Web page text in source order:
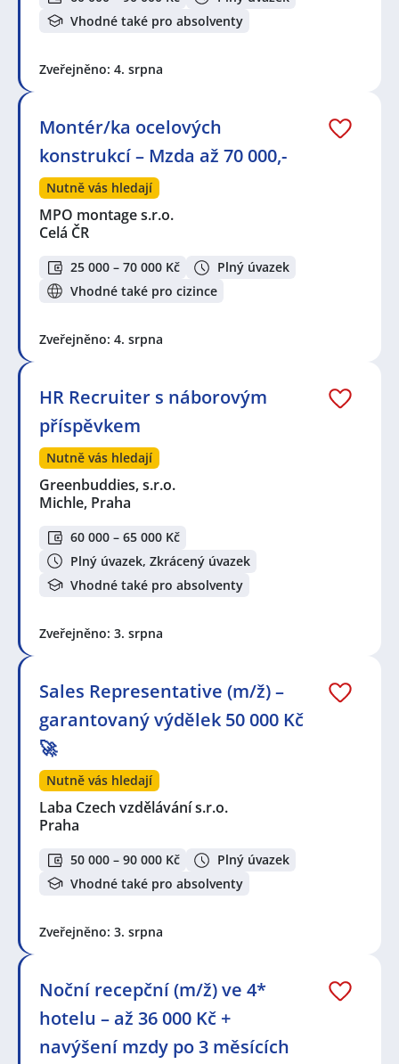
Vhodné také pro absolventy
Zveřejněno: 4. srpna
Montér/ka ocelových
konstrukcí – Mzda až 70 000,-
Nutně vás hledají
MPO montage s.r.o.
Celá ČR
25 000 – 70 000 Kč
Plný úvazek
Vhodné také pro cizince
Zveřejněno: 4. srpna
HR Recruiter s náborovým
příspěvkem
Nutně vás hledají
Greenbuddies, s.r.o.
Michle, Praha
60 000 – 65 000 Kč
Plný úvazek, Zkrácený úvazek
Vhodné také pro absolventy
Zveřejněno: 3. srpna
Sales Representative (m/ž) –
garantovaný výdělek 50 000 Kč
🚀
Nutně vás hledají
Laba Czech vzdělávání s.r.o.
Praha
50 000 – 90 000 Kč
Plný úvazek
Vhodné také pro absolventy
Zveřejněno: 3. srpna
Noční recepční (m/ž) ve 4*
hotelu – až 36 000 Kč +
navýšení mzdy po 3 měsících